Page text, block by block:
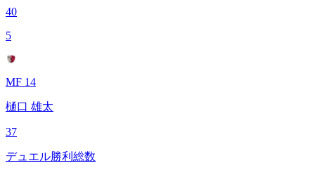
40
5
MF 14
樋口 雄太
37
デュエル勝利総数